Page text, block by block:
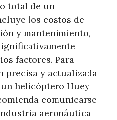
total de un
los costos de
y mantenimiento,
factores. Para
precisa y actualizada
helicóptero Huey
comunicarse
aeronáutica